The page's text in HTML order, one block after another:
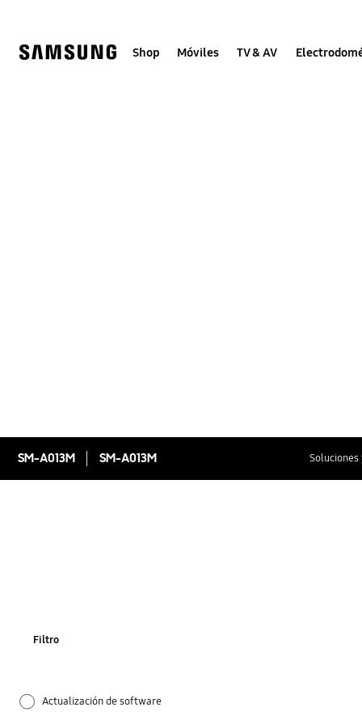
Shop Móviles TV & AV
SM-A013M SM-A013M Soluciones
Filtro
Actualización de software